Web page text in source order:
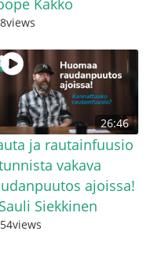
Kakko
8views
26:46
ja rautainfuusio
vakava
ajoissa!
Siekkinen
54views